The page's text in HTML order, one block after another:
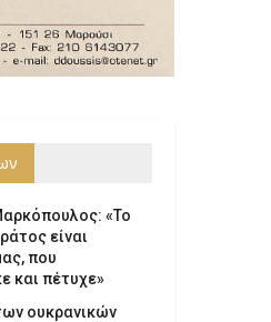
«Το
είναι
που
και πέτυχε»
ουκρανικών